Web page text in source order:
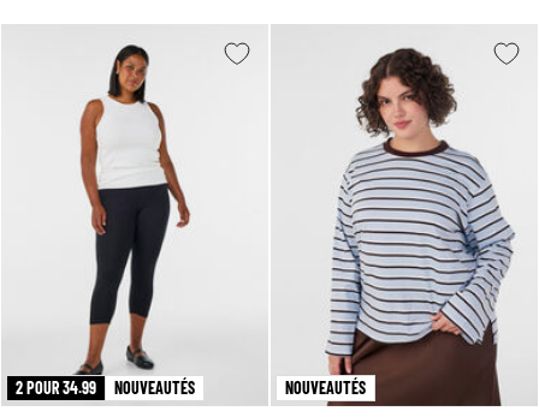
2 POUR 34.99 NOUVEAUTÉS NOUVEAUTÉS